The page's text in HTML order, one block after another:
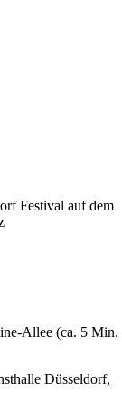
Allee (ca. 5 Min.
Düsseldorf,